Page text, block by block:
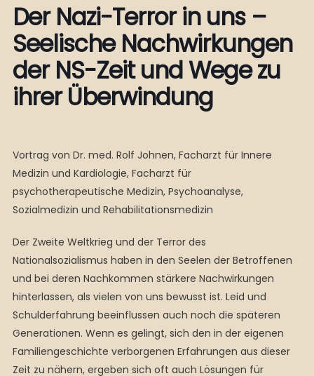
Der Nazi-Terror in uns –
Seelische Nachwirkungen
der NS-Zeit und Wege zu
ihrer Überwindung
Vortrag von Dr. med. Rolf Johnen, Facharzt für Innere
Medizin und Kardiologie, Facharzt für
psychotherapeutische Medizin, Psychoanalyse,
Sozialmedizin und Rehabilitationsmedizin
Der Zweite Weltkrieg und der Terror des
Nationalsozialismus haben in den Seelen der Betroffenen
und bei deren Nachkommen stärkere Nachwirkungen
hinterlassen, als vielen von uns bewusst ist. Leid und
Schulderfahrung beeinflussen auch noch die späteren
Generationen. Wenn es gelingt, sich den in der eigenen
Familiengeschichte verborgenen Erfahrungen aus dieser
Zeit zu nähern, ergeben sich oft auch Lösungen für